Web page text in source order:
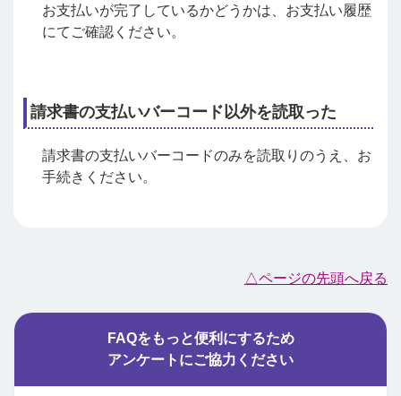
お支払いが完了しているかどうかは、お支払い履歴
にてご確認ください。
請求書の支払いバーコード以外を読取った
請求書の支払いバーコードのみを読取りのうえ、お
手続きください。
△ページの先頭へ戻る
FAQをもっと便利にするため
アンケートにご協力ください